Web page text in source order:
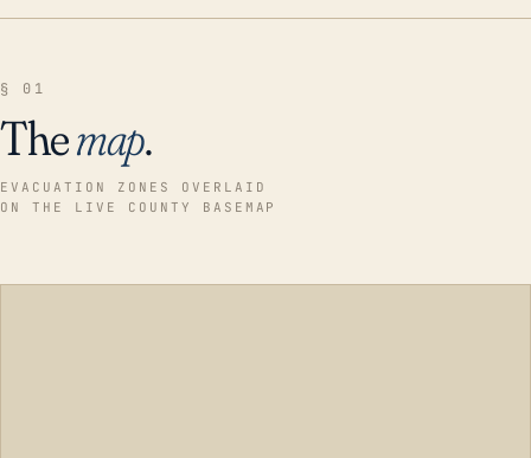
§ 01
Themap.
EVACUATION ZONES OVERLAID
ON THE LIVE COUNTY BASEMAP